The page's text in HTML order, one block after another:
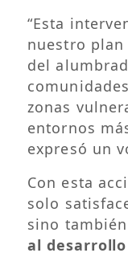
“Esta
nuestro
del
zonas
entornos
expresó un
Con esta
solo
sino
al